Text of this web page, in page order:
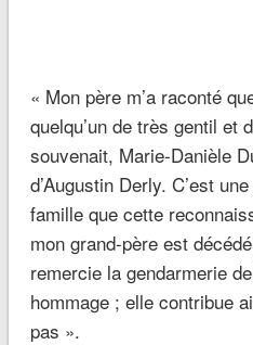
« Mon père m’a raconté
quelqu’un de très gentil et
souvenait, Marie-Danièle
d’Augustin Derly. C’est
famille que cette
mon grand-père est
remercie la gendarmerie
hommage ; elle contribue
pas ».